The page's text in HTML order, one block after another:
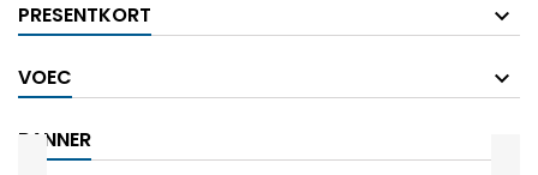
PRESENTKORT
VOEC
BANNER